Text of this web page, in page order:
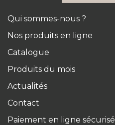
Qui sommes-nous ?
Nos produits en ligne
Catalogue
Produits du mois
Actualités
Contact
Paiement en ligne sécurisé